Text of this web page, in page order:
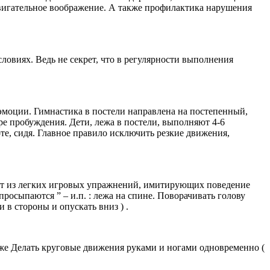
воображение. А также профилактика нарушения
Ведь не секрет, что в регулярности выполнения
Гимнастика в постели направлена на постепенный,
пробуждения. Дети, лежа в постели, выполняют 4-6
сидя. Главное правило исключить резкие движения,
из легких игровых упражнений, имитирующих поведение
” – и.п. : лежа на спине. Поворачивать голову
в стороны и опускать вниз ) .
Делать круговые движения руками и ногами одновременно (